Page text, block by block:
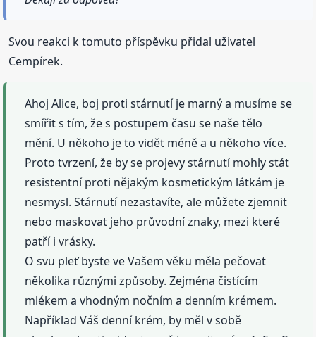
Svou reakci k tomuto příspěvku přidal uživatel
Cempírek.
Ahoj Alice, boj proti stárnutí je marný a musíme se
smířit s tím, že s postupem času se naše tělo
mění. U někoho je to vidět méně a u někoho více.
Proto tvrzení, že by se projevy stárnutí mohly stát
resistentní proti nějakým kosmetickým látkám je
nesmysl. Stárnutí nezastavíte, ale můžete zjemnit
nebo maskovat jeho průvodní znaky, mezi které
patří i vrásky.
O svu pleť byste ve Vašem věku měla pečovat
několika různými způsoby. Zejména čistícím
mlékem a vhodným nočním a denním krémem.
Například Váš denní krém, by měl v sobě